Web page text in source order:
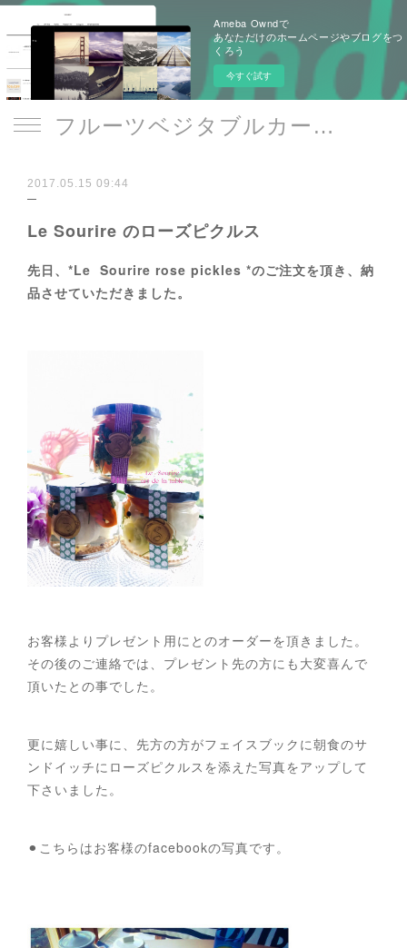
Ameba Owndで
あなただけのホームページやブログをつ
くろう
今すぐ試す
フルーツベジタブルカービング/本格タイ料理教室 Le Sourire -art de la table-
2017.05.15 09:44
Le Sourire のローズピクルス
先日、*Le Sourire rose pickles *のご注文を頂き、納
品させていただきました。
お客様よりプレゼント用にとのオーダーを頂きました。
その後のご連絡では、プレゼント先の方にも大変喜んで
頂いたとの事でした。
更に嬉しい事に、先方の方がフェイスブックに朝食のサ
ンドイッチにローズピクルスを添えた写真をアップして
下さいました。
⚫︎こちらはお客様のfacebookの写真です。